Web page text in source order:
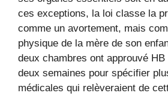
ces exceptions, la loi classe la
comme un avortement, mais
physique de la mère de son
deux chambres ont approuvé
deux semaines pour spécifier
médicales qui relèveraient de